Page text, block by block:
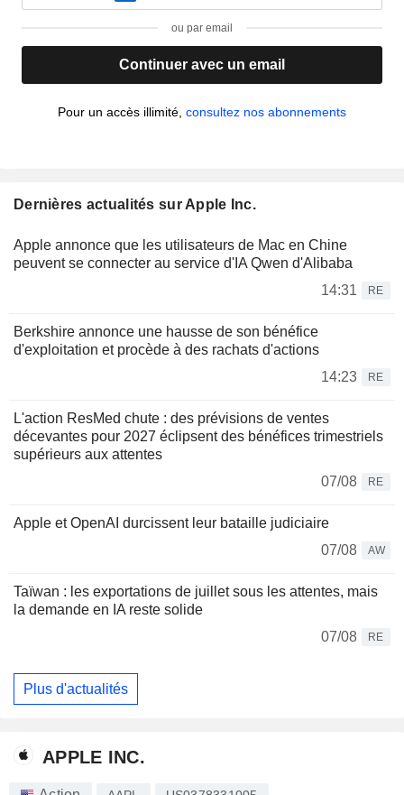
ou par email
Continuer avec un email
Pour un accès illimité, consultez nos abonnements
Dernières actualités sur Apple Inc.
Apple annonce que les utilisateurs de Mac en Chine
peuvent se connecter au service d'IA Qwen d'Alibaba
14:31
RE
Berkshire annonce une hausse de son bénéfice
d'exploitation et procède à des rachats d'actions
14:23
RE
L'action ResMed chute : des prévisions de ventes
décevantes pour 2027 éclipsent des bénéfices trimestriels
supérieurs aux attentes
07/08
RE
Apple et OpenAI durcissent leur bataille judiciaire
07/08
AW
Taïwan : les exportations de juillet sous les attentes, mais
la demande en IA reste solide
07/08
RE
Plus d'actualités
APPLE INC.